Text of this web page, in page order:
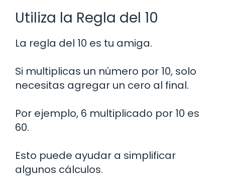
Utiliza la Regla del 10
La regla del 10 es tu amiga.
Si multiplicas un número por 10, solo
necesitas agregar un cero al final.
Por ejemplo, 6 multiplicado por 10 es
60.
Esto puede ayudar a simplificar
algunos cálculos.